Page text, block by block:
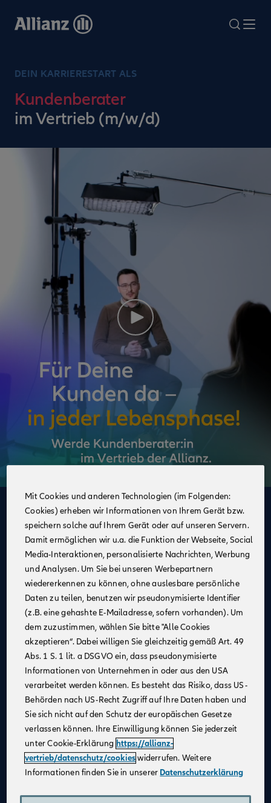
zum
search
DEIN KARRIERESTART ALS
Kundenberater
im Vertrieb (m/w/d)
Deine Vorteile
im Vertrieb der Allianz
Kontinuierliche Unterstützung : Profitiere von
Schulungen und Coachings durch erfahrene
Mitarbeiter:innen, Trainer:innen und Führungskräfte,
um fachlich und persönlich zu wachsen.
Flexible Arbeitsmöglichkeiten
: Nutze unsere
digitalen Beratungstools, um von überall aus zu
arbeiten und Deine Kundinnen und Kunden
bestmöglich zu betreuen.
Attraktives Vergütungsmodell: Gestalte Dein
Einkommen selbst – durch Fleiß und Engagement
kannst Du über Dein Festgehalt hinaus Provisionen
und leistungsbezogene Sondervergütungen
verdienen.
Karriereentwicklung: Entwickle Dich gezielt weiter –
durch regelmäßige Gespräche und transparente
Zusammenarbeit und die Grundlage für Deinen
Mit Cookies und anderen Technologien (im Folgenden:
Cookies) erheben wir Informationen von Ihrem Gerät bzw.
speichern solche auf Ihrem Gerät oder auf unseren Servern.
Damit ermöglichen wir u.a. die Funktion der Webseite, Social
Media-Interaktionen, personalisierte Nachrichten, Werbung
und Analysen. Um Sie bei unseren Werbepartnern
wiedererkennen zu können, ohne auslesbare persönliche
Daten zu teilen, benutzen wir pseudonymisierte Identifier
(z.B. eine gehashte E-Mailadresse, sofern vorhanden). Um
dem zuzustimmen, wählen Sie bitte "Alle Cookies
akzeptieren“. Dabei willigen Sie gleichzeitig gemäß Art. 49
Abs. 1 S. 1 lit. a DSGVO ein, dass pseudonymisierte
Informationen von Unternehmen in oder aus den USA
verarbeitet werden können. Es besteht das Risiko, dass US-
Behörden nach US-Recht Zugriff auf Ihre Daten haben und
Sie sich nicht auf den Schutz der europäischen Gesetze
verlassen können. Ihre Einwilligung können Sie jederzeit
unter Cookie-Erklärung https://allianz-
vertrieb/datenschutz/cookieswiderrufen. Weitere
Informationen finden Sie in unserer Datenschutzerklärung